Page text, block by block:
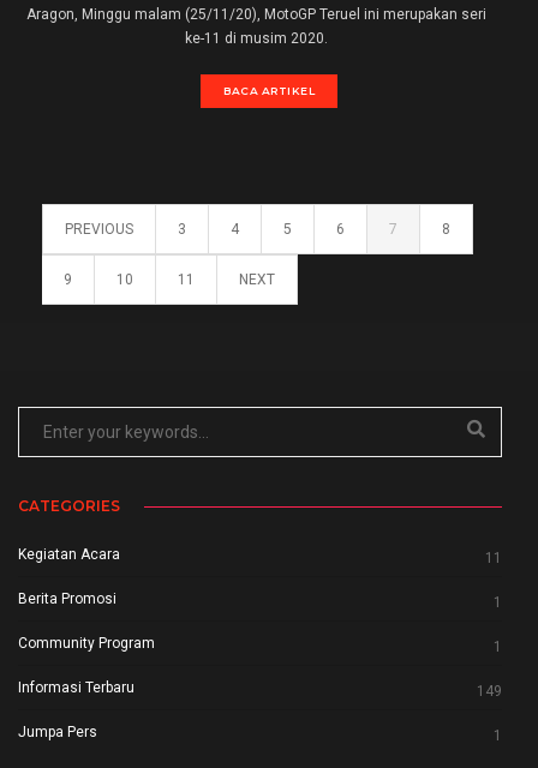
Aragon, Minggu malam (25/11/20), MotoGP Teruel ini merupakan seri
ke-11 di musim 2020.
BACA ARTIKEL
PREVIOUS 3 4 5 6 7 8
9 10 11 NEXT
CATEGORIES
Kegiatan Acara 11
Berita Promosi 1
Community Program 1
Informasi Terbaru 149
Jumpa Pers 1